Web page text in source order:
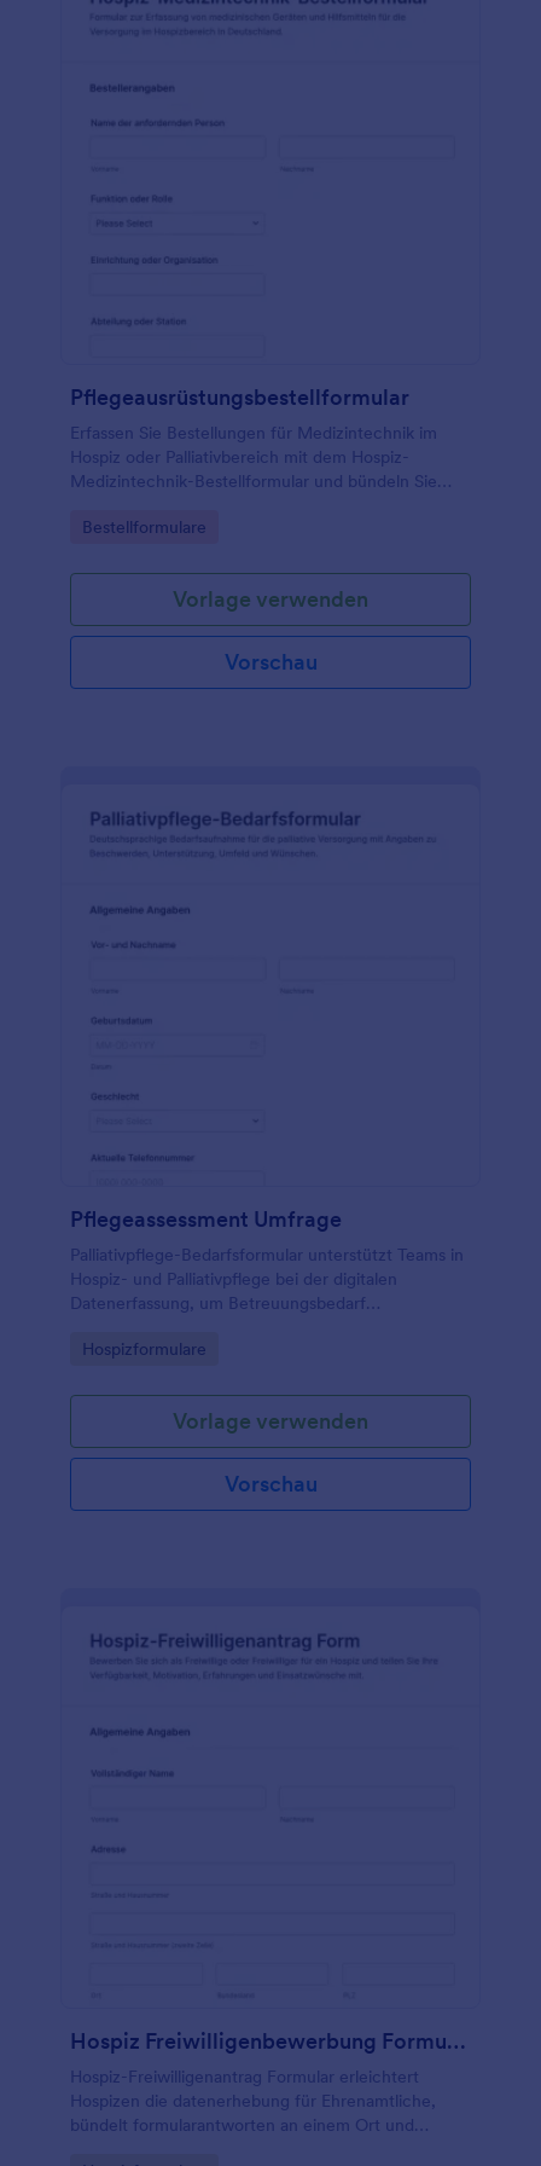
Pflegeausrüstungsbestellformular
Erfassen Sie Bestellungen für Medizintechnik im
Hospiz oder Palliativbereich mit dem Hospiz-
Medizintechnik-Bestellformular und bündeln Sie
Formularantworten zentral in Jotform.
Go to Category:
Bestellformulare
Vorlage verwenden
Vorschau
Pflegeassessment Umfrage
Palliativpflege-Bedarfsformular unterstützt Teams in
Hospiz- und Palliativpflege bei der digitalen
Datenerfassung, um Betreuungsbedarf
die Versorgung besser zu planen.
Go to Category:
Hospizformulare
Vorlage verwenden
Vorschau
Hospiz Freiwilligenbewerbung Formular
Hospiz-Freiwilligenantrag Formular erleichtert
Hospizen die datenerhebung für Ehrenamtliche,
bündelt formularantworten an einem Ort und